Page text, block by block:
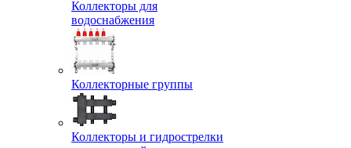
Коллекторы для
водоснабжения
Коллекторные группы
Коллекторы и гидрострелки